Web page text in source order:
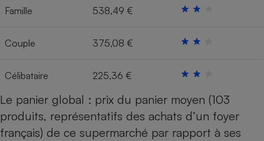
Famille 538,49 €
Couple 375,08 €
Célibataire 225,36 €
Le panier global : prix du panier moyen (103
produits, représentatifs des achats d’un foyer
français) de ce supermarché par rapport à ses